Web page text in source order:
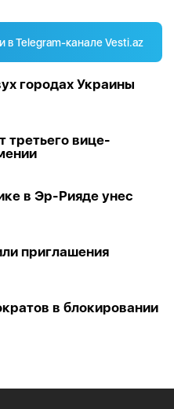
в Telegram-канале Vesti.az
городах Украины
третьего вице-
в Эр-Рияде унес
приглашения
в блокировании